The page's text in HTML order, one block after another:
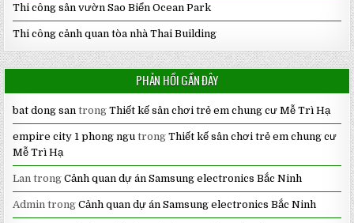
Thi công sân vườn Sao Biển Ocean Park
Thi công cảnh quan tòa nhà Thai Building
PHẢN HỒI GẦN ĐÂY
bat dong san trongThiết kế sân chơi trẻ em chung cư Mễ Trì Hạ
empire city 1 phong ngu trongThiết kế sân chơi trẻ em chung cư
Mễ Trì Hạ
Lan trongCảnh quan dự án Samsung electronics Bắc Ninh
Admin trongCảnh quan dự án Samsung electronics Bắc Ninh